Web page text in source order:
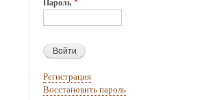
Регистрация
Восстановить пароль